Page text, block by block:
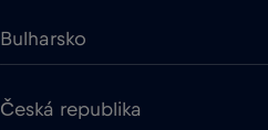
Bulharsko
Česká republika